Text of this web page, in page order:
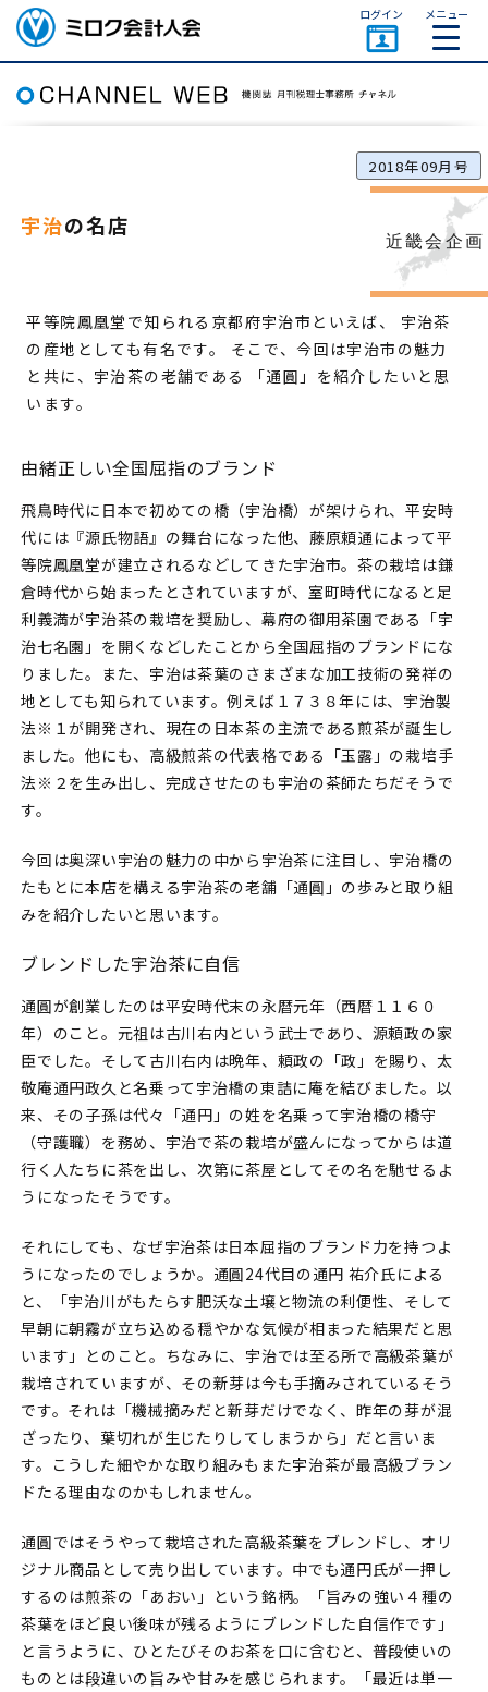
ミロク会計人会 MIROKU
ACCOUNTING PERSON
ASSOCIATION
ログイン メニュー
近畿会企画
2018年09月号
宇治の名店
平等院鳳凰堂で知られる京都府宇治市といえば、 宇治茶
の産地としても有名です。 そこで、今回は宇治市の魅力
と共に、宇治茶の老舗である 「通圓」を紹介したいと思
います。
由緒正しい全国屈指のブランド
飛鳥時代に日本で初めての橋（宇治橋）が架けられ、平安時
代には『源氏物語』の舞台になった他、藤原頼通によって平
等院鳳凰堂が建立されるなどしてきた宇治市。茶の栽培は鎌
倉時代から始まったとされていますが、室町時代になると足
利義満が宇治茶の栽培を奨励し、幕府の御用茶園である「宇
治七名園」を開くなどしたことから全国屈指のブランドにな
りました。また、宇治は茶葉のさまざまな加工技術の発祥の
地としても知られています。例えば１７３８年には、宇治製
法※１が開発され、現在の日本茶の主流である煎茶が誕生し
ました。他にも、高級煎茶の代表格である「玉露」の栽培手
法※２を生み出し、完成させたのも宇治の茶師たちだそうで
す。
今回は奥深い宇治の魅力の中から宇治茶に注目し、宇治橋の
たもとに本店を構える宇治茶の老舗「通圓」の歩みと取り組
みを紹介したいと思います。
ブレンドした宇治茶に自信
通圓が創業したのは平安時代末の永暦元年（西暦１１６０
年）のこと。元祖は古川右内という武士であり、源頼政の家
臣でした。そして古川右内は晩年、頼政の「政」を賜り、太
敬庵通円政久と名乗って宇治橋の東詰に庵を結びました。以
来、その子孫は代々「通円」の姓を名乗って宇治橋の橋守
（守護職）を務め、宇治で茶の栽培が盛んになってからは道
行く人たちに茶を出し、次第に茶屋としてその名を馳せるよ
うになったそうです。
それにしても、なぜ宇治茶は日本屈指のブランド力を持つよ
うになったのでしょうか。通圓24代目の通円 祐介氏による
と、「宇治川がもたらす肥沃な土壌と物流の利便性、そして
早朝に朝霧が立ち込める穏やかな気候が相まった結果だと思
います」とのこと。ちなみに、宇治では至る所で高級茶葉が
栽培されていますが、その新芽は今も手摘みされているそう
です。それは「機械摘みだと新芽だけでなく、昨年の芽が混
ざったり、葉切れが生じたりしてしまうから」だと言いま
す。こうした細やかな取り組みもまた宇治茶が最高級ブラン
ドたる理由なのかもしれません。
通圓ではそうやって栽培された高級茶葉をブレンドし、オリ
ジナル商品として売り出しています。中でも通円氏が一押し
するのは煎茶の「あおい」という銘柄。「旨みの強い４種の
茶葉をほど良い後味が残るようにブレンドした自信作です」
と言うように、ひとたびそのお茶を口に含むと、普段使いの
ものとは段違いの旨みや甘みを感じられます。「最近は単一